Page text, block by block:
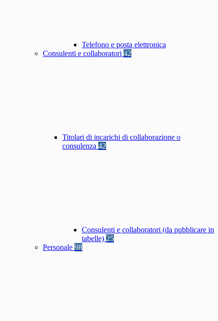
Telefono e posta elettronica
Consulenti e collaboratori 42
Titolari di incarichi di collaborazione o
consulenza 42
Consulenti e collaboratori (da pubblicare in
tabelle) 25
Personale 98